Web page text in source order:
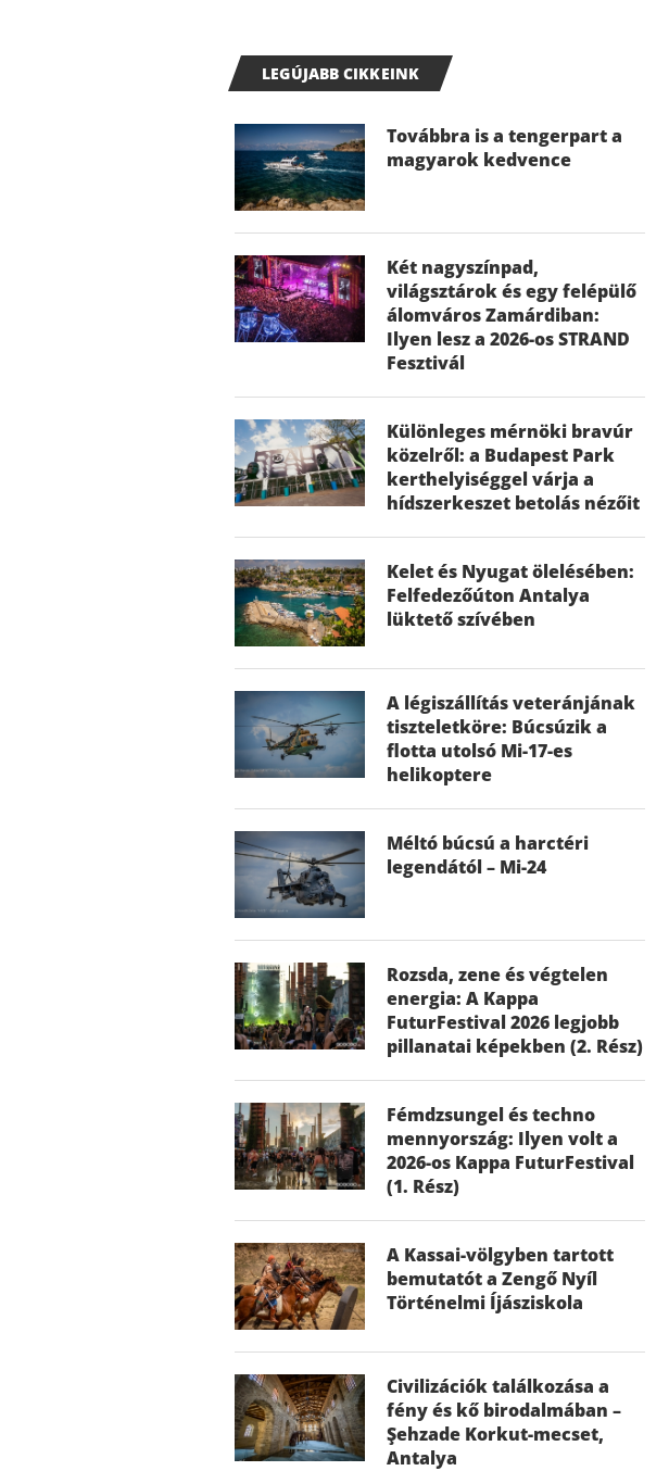
LEGÚJABB CIKKEINK
Továbbra is a tengerpart a
magyarok kedvence
Két nagyszínpad,
világsztárok és egy felépülő
álomváros Zamárdiban:
Ilyen lesz a 2026-os STRAND
Fesztivál
Különleges mérnöki bravúr
közelről: a Budapest Park
kerthelyiséggel várja a
hídszerkeszet betolás nézőit
Kelet és Nyugat ölelésében:
Felfedezőúton Antalya
lüktető szívében
A légiszállítás veteránjának
tiszteletköre: Búcsúzik a
flotta utolsó Mi-17-es
helikoptere
Méltó búcsú a harctéri
legendától – Mi-24
Rozsda, zene és végtelen
energia: A Kappa
FuturFestival 2026 legjobb
pillanatai képekben (2. Rész)
Fémdzsungel és techno
mennyország: Ilyen volt a
2026-os Kappa FuturFestival
(1. Rész)
A Kassai-völgyben tartott
bemutatót a Zengő Nyíl
Történelmi Íjásziskola
Civilizációk találkozása a
fény és kő birodalmában –
Şehzade Korkut-mecset,
Antalya